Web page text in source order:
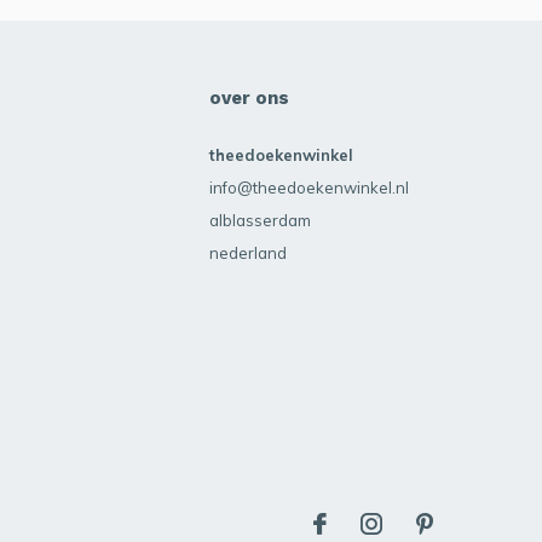
over ons
theedoekenwinkel
info@theedoekenwinkel.nl
alblasserdam
nederland